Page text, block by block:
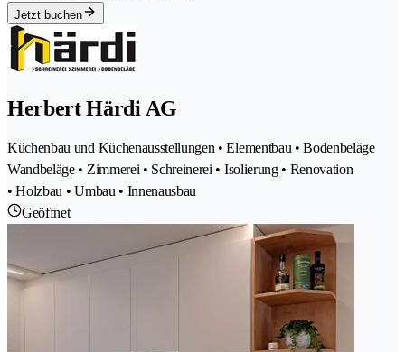
Jetzt buchen
Herbert Härdi AG
Küchenbau und Küchenausstellungen • Elementbau • Bodenbeläge
Wandbeläge • Zimmerei • Schreinerei • Isolierung • Renovation
• Holzbau • Umbau • Innenausbau
Geöffnet